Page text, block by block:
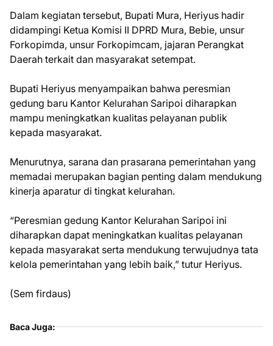
Dalam kegiatan tersebut, Bupati Mura, Heriyus hadir
didampingi Ketua Komisi II DPRD Mura, Bebie, unsur
Forkopimda, unsur Forkopimcam, jajaran Perangkat
Daerah terkait dan masyarakat setempat.
Bupati Heriyus menyampaikan bahwa peresmian
gedung baru Kantor Kelurahan Saripoi diharapkan
mampu meningkatkan kualitas pelayanan publik
kepada masyarakat.
Menurutnya, sarana dan prasarana pemerintahan yang
memadai merupakan bagian penting dalam mendukung
kinerja aparatur di tingkat kelurahan.
“Peresmian gedung Kantor Kelurahan Saripoi ini
diharapkan dapat meningkatkan kualitas pelayanan
kepada masyarakat serta mendukung terwujudnya tata
kelola pemerintahan yang lebih baik,” tutur Heriyus.
(Sem firdaus)
Baca Juga: